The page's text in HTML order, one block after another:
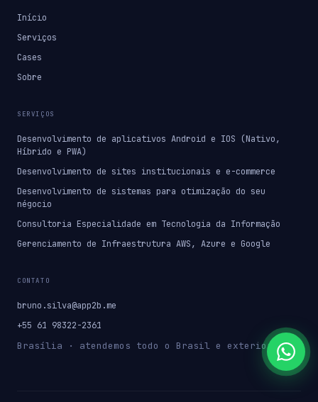
Início
Serviços
Cases
Sobre
SERVIÇOS
Desenvolvimento de aplicativos Android e IOS (Nativo,
Híbrido e PWA)
Desenvolvimento de sites institucionais e e-commerce
Desenvolvimento de sistemas para otimização do seu
négocio
Consultoria Especialidade em Tecnologia da Informação
Gerenciamento de Infraestrutura AWS, Azure e Google
CONTATO
bruno.silva@app2b.me
+55 61 98322-2361
Brasília · atendemos todo o Brasil e exterior